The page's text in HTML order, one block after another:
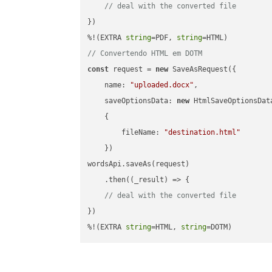
// deal with the converted file
})
%!(EXTRA string=PDF, string
// Convertendo HTML em DOTM
const request = new SaveAsRequest({
name: "uploaded.docx" ,
saveOptionsData: new
    {
fileName:
"destination.html"
    })
wordsApi.saveAs(request)
    .then(
( _result ) => {
// deal with the converted file
})
%!(EXTRA string=HTML, string=DOTM)